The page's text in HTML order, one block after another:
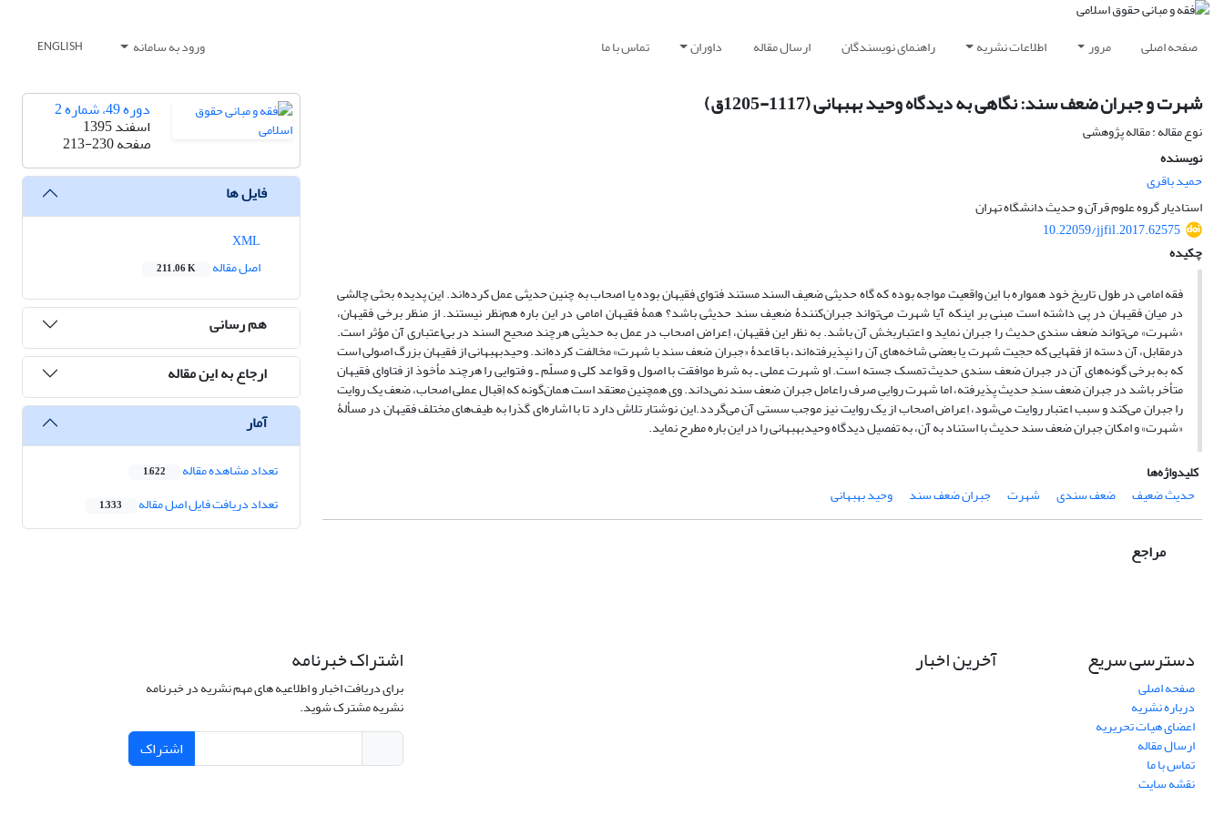
صفحه اصلی مرور اطلاعات نشریه راهنمای نویسندگان ارسال مقاله داوران تماس با ما ورود به سامانه ENGLISH
شهرت و جبران ضعف سند: نگاهی به دیدگاه وحید بهبهانی (1117-1205ق)
نوع مقاله : مقاله پژوهشی
نویسنده
حمید باقری
استادیار گروه علوم قرآن و حدیث دانشگاه تهران
10.22059/jjfil.2017.62575
چکیده
فقه امامی در طول تاریخ خود همواره با این واقعیت مواجه بوده که گاه حدیثی ضعیف السند مستند فتوای فقیهان بوده یا اصحاب به چنین حدیثی عمل کرده‌اند. این پدیده بحثی چالشی
در میان فقیهان در پی داشته است مبنی بر اینکه آیا شهرت می‌تواند جبران‌کنندۀ ضعیف سند حدیثی باشد؟ همۀ فقیهان امامی در این باره هم‌نظر نیستند. از منظر برخی فقیهان،
«شهرت» می‌تواند ضعف سندی حدیث را جبران نماید و اعتباربخش آن باشد. به نظر این فقیهان، اِعراض اصحاب در عمل به حدیثی هرچند صحیح السند در بی‌اعتباری آن مؤثر است.
درمقابل، آن دسته از فقهایی که حجیت شهرت یا بعضی شاخه‌های آن را نپذیرفته‌اند، با قاعدۀ «جبران ضعف سند با شهرت» مخالفت کرده‌اند. وحیدبهبهانی از فقیهان بزرگ اصولی است
که به برخی گونه‌های آن در جبران ضعف سندی حدیث تمسک جسته است. او شهرت عملی ـ به شرط موافقت با اصول و قواعد کلی و مسلّم ـ و فتوایی را هرچند مأخوذ از فتاوای فقیهان
متأخر باشد در جبران ضعف سندِ حدیث پذیرفته، اما شهرت رواییِ صرف راعامل جبران ضعف سند نمی‌داند. وی همچنین معتقد است همان‌گونه که اِقبال عملی اصحاب، ضعف یک روایت
را جبران می‌کند و سبب اعتبار روایت می‌شود، اِعراض اصحاب از یک روایت نیز موجب سستی آن می‌گردد.این نوشتار تلاش دارد تا با اشاره‌ای گذرا به طیف‌های مختلف فقیهان در مسألۀ
«شهرت» و امکان جبران ضعف سند حدیث با استناد به آن، به تفصیل دیدگاه وحیدبهبهانی را در این باره مطرح نماید.
کلیدواژه‌ها
حدیث ضعیف
ضعف سندی شهرت جبران ضعف سند وحید بهبهانی
مراجع
دوره 49، شماره 2
اسفند 1395
صفحه213-230
فایل ها
اصل مقاله
211.06 K
هم رسانی
ارجاع به این مقاله
آمار
تعداد مشاهده مقاله 1,622
تعداد دریافت فایل اصل مقاله 1,333
دسترسی سریع
صفحه اصلی
درباره نشریه
اعضای هیات تحریریه
ارسال مقاله
تماس با ما
نقشه سایت
آخرین اخبار اشتراک خبرنامه
برای دریافت اخبار و اطلاعیه های مهم نشریه در خبرنامه
نشریه مشترک شوید.
اشتراک